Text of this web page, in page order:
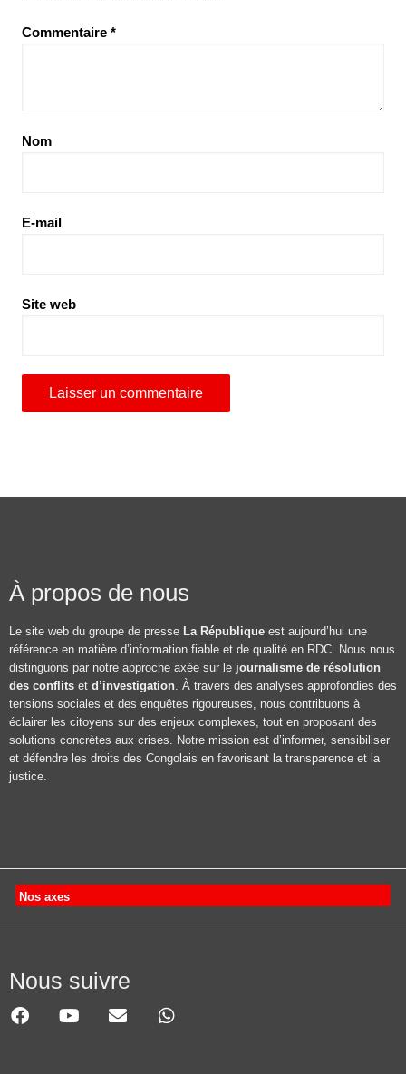
Commentaire *
Nom
E-mail
Site web
À propos de nous
Le site web du groupe de presse La République est aujourd’hui une
référence en matière d’information fiable et de qualité en RDC. Nous nous
distinguons par notre approche axée sur le journalisme de résolution
des conflits et d’investigation. À travers des analyses approfondies des
tensions sociales et des enquêtes rigoureuses, nous contribuons à
éclairer les citoyens sur des enjeux complexes, tout en proposant des
solutions concrètes aux crises. Notre mission est d’informer, sensibiliser
et défendre les droits des Congolais en favorisant la transparence et la
justice.
Nos axes
Nous suivre